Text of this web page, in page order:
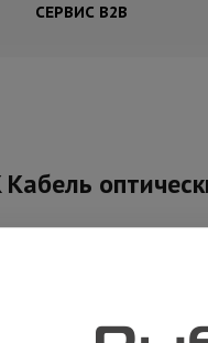
СЕРВИС B2B
Кабель